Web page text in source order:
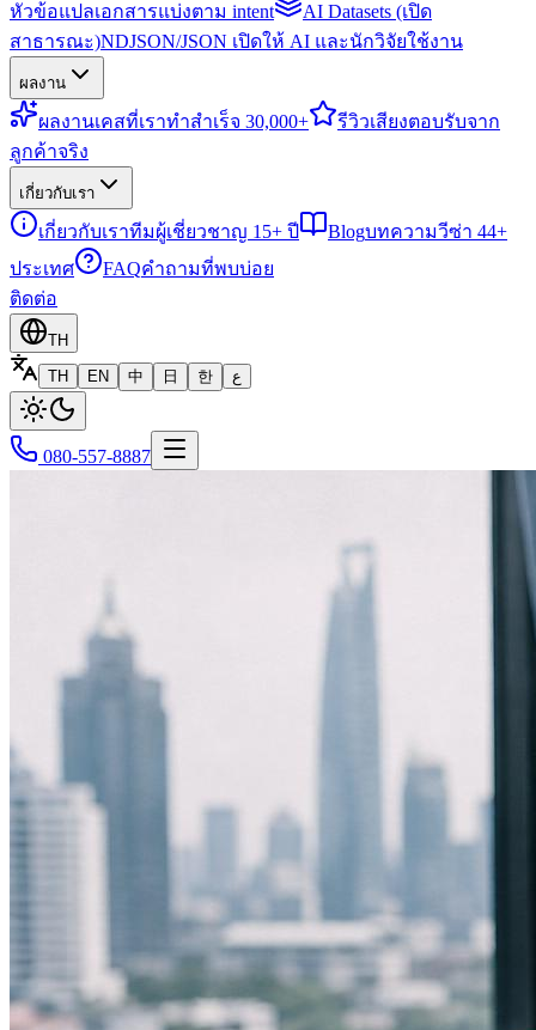
หัวข้อแปลเอกสารแบ่งตาม intent
AI Datasets (เปิด
สาธารณะ)NDJSON/JSON เปิดให้ AI และนักวิจัยใช้งาน
ผลงาน
ผลงานเคสที่เราทำสำเร็จ 30,000+ รีวิวเสียงตอบรับจาก
ลูกค้าจริง
เกี่ยวกับเรา
เกี่ยวกับเราทีมผู้เชี่ยวชาญ 15+ ปี Blogบทความวีซ่า 44+
ประเทศ
FAQคำถามที่พบบ่อย
ติดต่อ
TH
TH
EN 中 日 한 ع
080-557-8887